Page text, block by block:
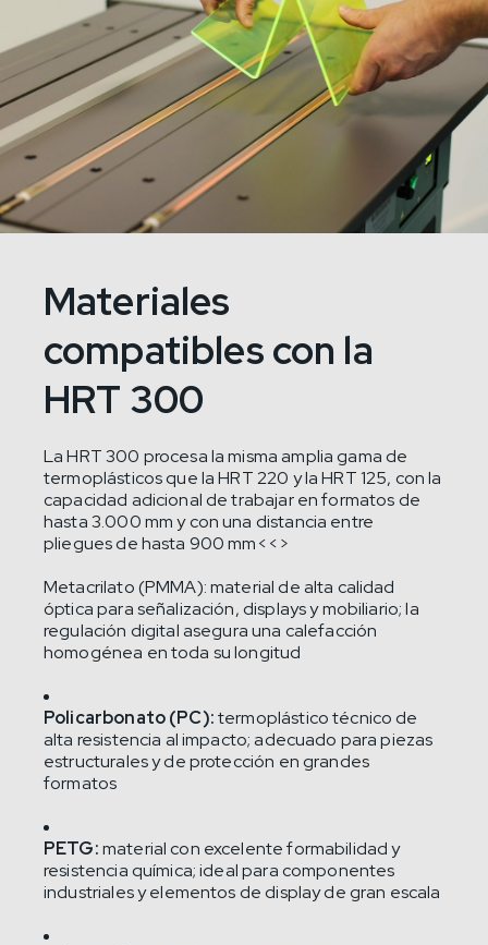
Materiales
compatibles con la
HRT 300
La HRT 300 procesa la misma amplia gama de
termoplásticos que la HRT 220 y la HRT 125, con la
capacidad adicional de trabajar en formatos de
hasta 3.000 mm y con una distancia entre
pliegues de hasta 900 mm<<>
Metacrilato (PMMA): material de alta calidad
óptica para señalización, displays y mobiliario; la
regulación digital asegura una calefacción
homogénea en toda su longitud
Policarbonato (PC):termoplástico técnico de
alta resistencia al impacto; adecuado para piezas
estructurales y de protección en grandes
formatos
PETG:material con excelente formabilidad y
resistencia química; ideal para componentes
industriales y elementos de display de gran escala